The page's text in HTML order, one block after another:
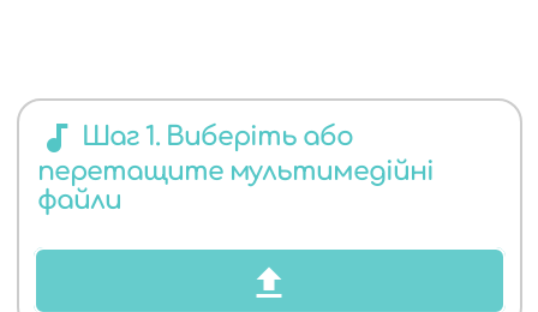
АУДІО
audiotrack Шаг 1. Виберіть або
перетащите мультимедійні
файли